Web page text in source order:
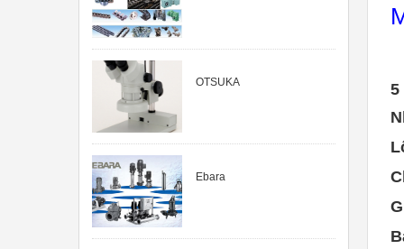
OTSUKA
Ebara
5